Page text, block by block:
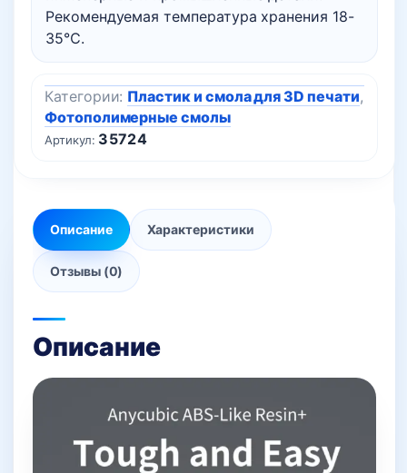
Рекомендуемая температура хранения 18-
35℃.
Артикул: 35724
Категории: Пластик и смола для 3D печати,
Фотополимерные смолы
Описание Характеристики
Отзывы (0)
Описание